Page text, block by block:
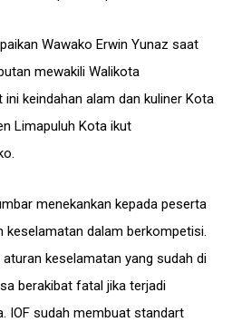
Wawako Erwin Yunaz saat
mewakili Walikota
ini keindahan alam dan kuliner Kota
Limapuluh Kota ikut
menekankan kepada peserta
keselamatan dalam berkompetisi.
keselamatan yang sudah di
berakibat fatal jika terjadi
IOF sudah membuat standart